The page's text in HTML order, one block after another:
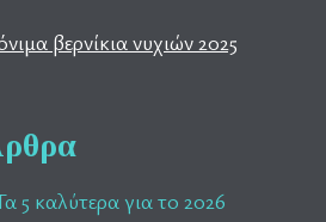
βερνίκια νυχιών 2025
5 καλύτερα για το 2026